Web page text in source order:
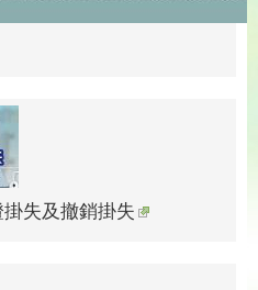
失及撤銷掛失